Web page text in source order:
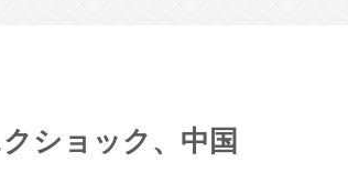
ショック、中国